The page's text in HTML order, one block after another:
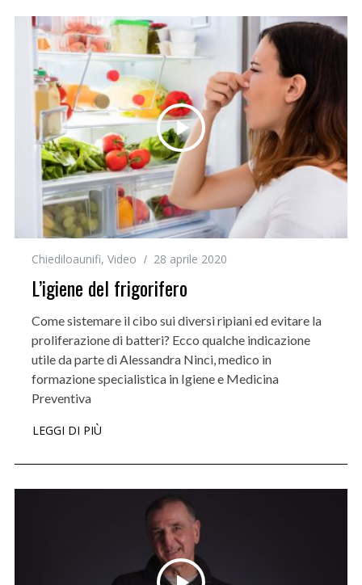
Chiediloaunifi, Video 28 aprile 2020
L’igiene del frigorifero
Come sistemare il cibo sui diversi ripiani ed evitare la
proliferazione di batteri? Ecco qualche indicazione
utile da parte di Alessandra Ninci, medico in
formazione specialistica in Igiene e Medicina
Preventiva
LEGGI DI PIÙ